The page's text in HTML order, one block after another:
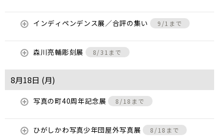
インディペンデンス展／合評の集い 9/1まで
森川亮輔彫刻展 8/31まで
8月18日 (月)
写真の町40周年記念展 8/18まで
ひがしかわ写真少年団屋外写真展 8/18まで